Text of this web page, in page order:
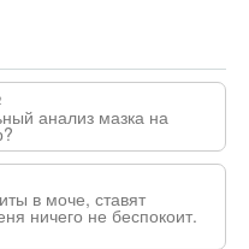
анализ мазка на
в моче, ставят
ничего не беспокоит.